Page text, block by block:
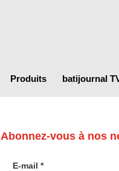
Produits batijournal
Abonnez-vous à nos
E-mail*